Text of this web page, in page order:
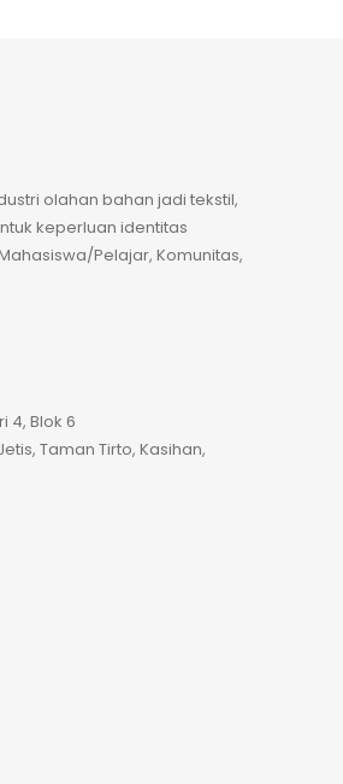
olahan bahan jadi tekstil,
keperluan identitas
Pelajar, Komunitas,
4, Blok 6
Taman Tirto, Kasihan,